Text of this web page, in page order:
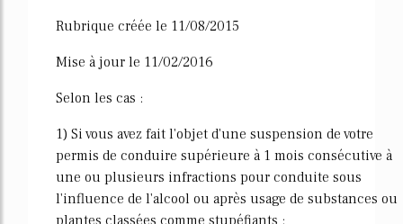
Rubrique créée le 11/08/2015
Mise à jour le 11/02/2016
Selon les cas :
1) Si vous avez fait l'objet d'une suspension de votre
permis de conduire supérieure à 1 mois consécutive à
une ou plusieurs infractions pour conduite sous
l'influence de l'alcool ou après usage de substances ou
plantes classées comme stupéfiants :